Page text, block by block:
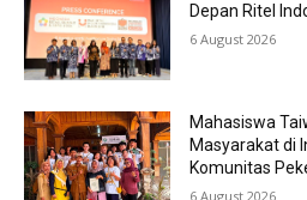
Depan Ritel
6 August 2026
Mahasiswa
Masyarakat di
Komunitas
6 August 2026